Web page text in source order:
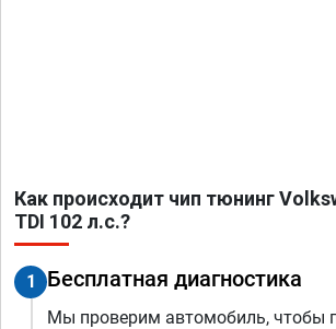
Как происходит чип тюнинг
TDI 102 л.с.?
1 Бесплатная диагностика
Мы проверим автомобиль, чтобы